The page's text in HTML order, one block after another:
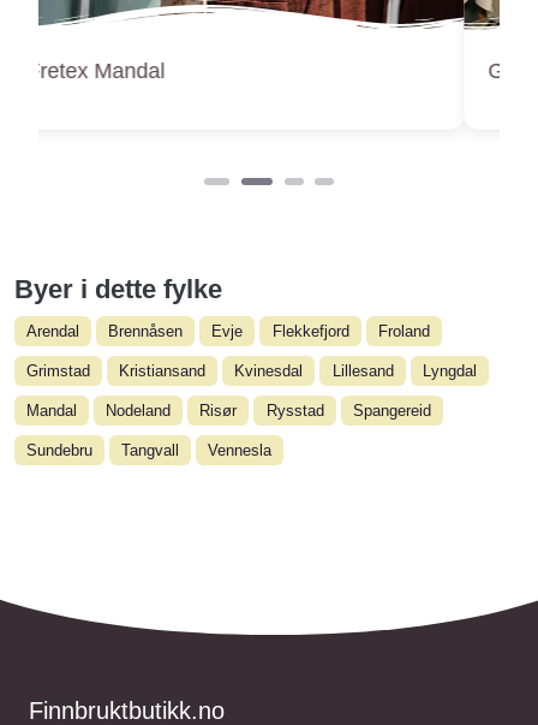
Gjenbruken Mandal
Byer i dette fylke
Arendal Brennåsen Evje Flekkefjord Froland
Grimstad Kristiansand Kvinesdal Lillesand Lyngdal
Mandal Nodeland Risør Rysstad Spangereid
Sundebru Tangvall Vennesla
Finnbruktbutikk.no